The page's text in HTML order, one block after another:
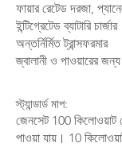
ফায়ার রেটেড দরজা,
ইন্টিগ্রেটেড ব্যাটারি চার্জার
অন্তর্নির্মিত ট্রান্সফরমার
জ্বালানী ও পাওয়ারের জন্য
স্ট্যান্ডার্ড মাপ:
জেনসেট 100 কিলোওয়াট
পাওয়া যায়। 10